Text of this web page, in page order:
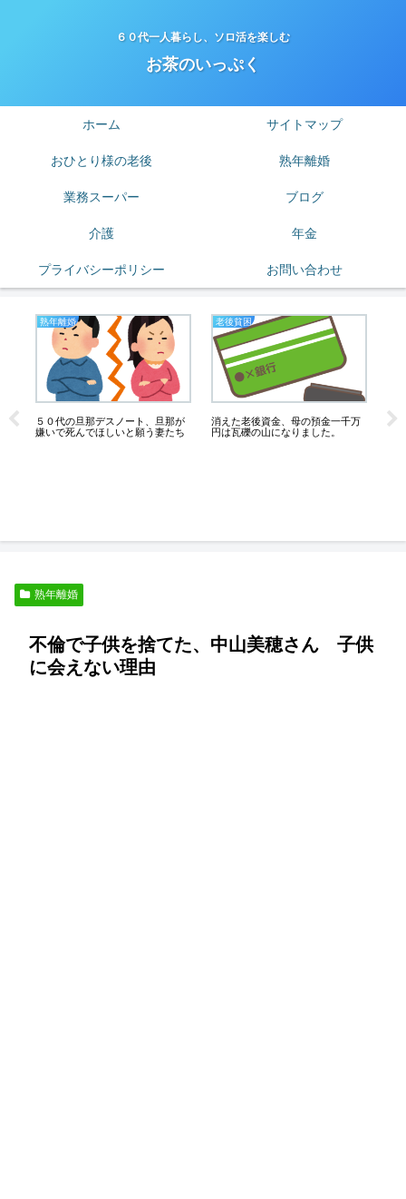
６０代一人暮らし、ソロ活を楽しむ
お茶のいっぷく
ホーム サイトマップ
おひとり様の老後 熟年離婚
業務スーパー ブログ
介護 年金
プライバシーポリシー お問い合わせ
熟年離婚
５０代の旦那デスノート、旦那が
嫌いで死んでほしいと願う妻たち
老後貧困
消えた老後資金、母の預金一千万
円は瓦礫の山になりました。
業
熟年離婚
不倫で子供を捨てた、中山美穂さん 子供
に会えない理由